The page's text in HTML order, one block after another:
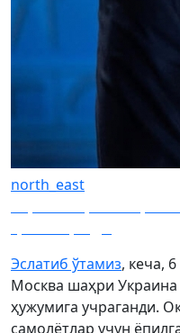
north_east
Эслатиб ўтамиз, кеча,
Москва шаҳри
ҳужумига учраганди.
самолётлар учун